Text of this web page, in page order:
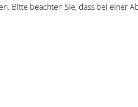
Bitte beachten Sie, dass bei